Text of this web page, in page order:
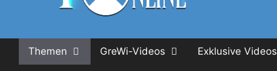
Themen GreWi-Videos Exklusive Videos